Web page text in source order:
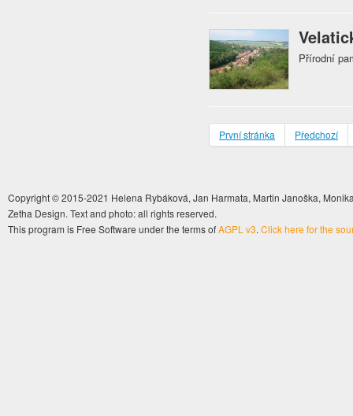
Přírodní
První stránka Předchozí
Copyright © 2015-2021 Helena Rybáková, Jan Harmata, Martin Janoška,
Zetha Design. Text and photo: all rights reserved.
This program is Free Software under the terms ofAGPL v3. Click here for the